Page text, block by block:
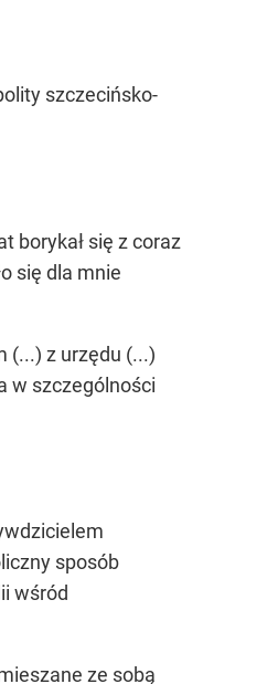
szczecińsko-
borykał się z coraz
się dla mnie
(...) z urzędu (...)
w szczególności
sposób
wśród
ze sobą